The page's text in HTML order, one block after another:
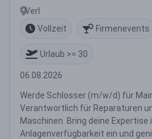
Verl
Vollzeit
Firmenevents
Urlaub >= 30
06.08.2026
Werde Schlosser (m/w/d) für
Verantwortlich für Reparaturen
Maschinen. Bring deine
Anlagenverfügbarkeit ein und